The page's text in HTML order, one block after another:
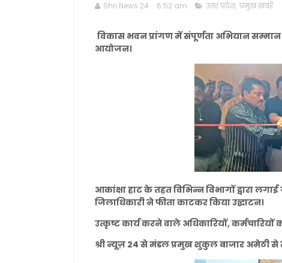
Shri News 24 6:52 am उत्तर प्रदेश, प्रमुख खबरें
विकास भवन प्रांगण में संपूर्णता अभियान सम्मान
आयोजन।
आकांक्षा हाट के तहत विभिन्न विभागों द्वारा
जिलाधिकारी ने फीता काटकर किया उद्घाटन।
उत्कृष्ट कार्य करने वाले अधिकारियों, कर्मचारियों
श्री न्यूज़ 24 से मंडल प्रमुख शुकुल बाजार अमेठी से